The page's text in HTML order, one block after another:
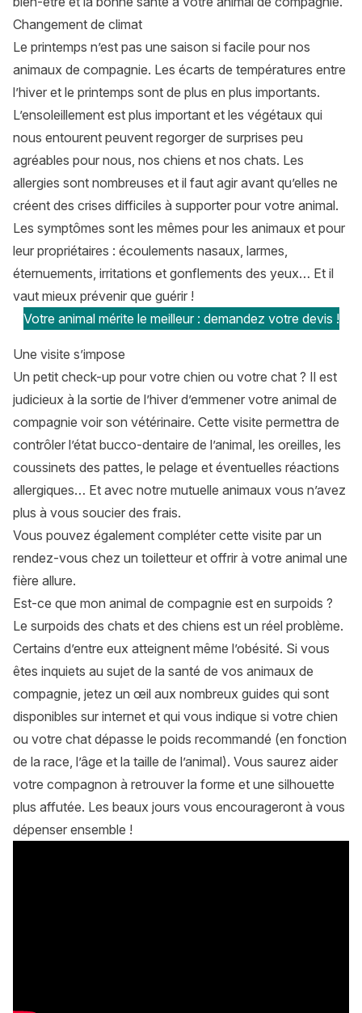
Changement de climat
Le printemps n’est pas une saison si facile pour nos
animaux de compagnie. Les écarts de températures entre
l’hiver et le printemps sont de plus en plus importants.
L’ensoleillement est plus important et les végétaux qui
nous entourent peuvent regorger de surprises peu
agréables pour nous, nos chiens et nos chats. Les
allergies sont nombreuses et il faut agir avant qu’elles ne
créent des crises difficiles à supporter pour votre animal.
Les symptômes sont les mêmes pour les animaux et pour
leur propriétaires : écoulements nasaux, larmes,
éternuements, irritations et gonflements des yeux… Et il
vaut mieux prévenir que guérir !
Votre animal mérite le meilleur : demandez votre devis !
Une visite s’impose
Un petit check-up pour votre chien ou votre chat ? Il est
judicieux à la sortie de l’hiver d’emmener votre animal de
compagnie voir son vétérinaire. Cette visite permettra de
contrôler l’état bucco-dentaire de l’animal, les oreilles, les
coussinets des pattes, le pelage et éventuelles réactions
allergiques… Et avec notre mutuelle animaux vous n’avez
plus à vous soucier des frais.
Vous pouvez également compléter cette visite par un
rendez-vous chez un toiletteur et offrir à votre animal une
fière allure.
Est-ce que mon animal de compagnie est en surpoids ?
Le surpoids des chats et des chiens est un réel problème.
Certains d’entre eux atteignent même l’obésité. Si vous
êtes inquiets au sujet de la santé de vos animaux de
compagnie, jetez un œil aux nombreux guides qui sont
disponibles sur internet et qui vous indique si votre chien
ou votre chat dépasse le poids recommandé (en fonction
de la race, l’âge et la taille de l’animal). Vous saurez aider
votre compagnon à retrouver la forme et une silhouette
plus affutée. Les beaux jours vous encourageront à vous
dépenser ensemble !